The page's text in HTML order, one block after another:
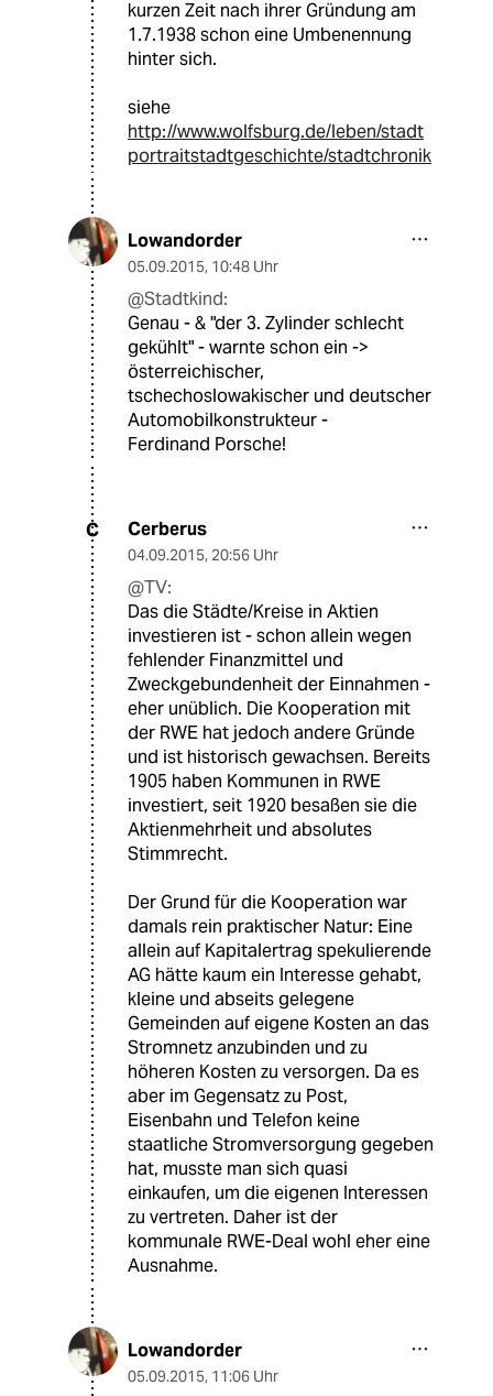
kurzen Zeit nach ihrer Gründung am
1.7.1938 schon eine Umbenennung
hinter sich.
siehe
http://www.wolfsburg.de/leben/stadt
portraitstadtgeschichte/stadtchronik
Lowandorder
05.09.2015, 10:48 Uhr
@Stadtkind:
Genau - & "der 3. Zylinder schlecht
gekühlt" - warnte schon ein ->
österreichischer,
tschechoslowakischer und deutscher
Automobilkonstrukteur -
Ferdinand Porsche!
C Cerberus
04.09.2015, 20:56 Uhr
@TV:
Das die Städte/Kreise in Aktien
investieren ist - schon allein wegen
fehlender Finanzmittel und
Zweckgebundenheit der Einnahmen -
eher unüblich. Die Kooperation mit
der RWE hat jedoch andere Gründe
und ist historisch gewachsen. Bereits
1905 haben Kommunen in RWE
investiert, seit 1920 besaßen sie die
Aktienmehrheit und absolutes
Stimmrecht.
Der Grund für die Kooperation war
damals rein praktischer Natur: Eine
allein auf Kapitalertrag spekulierende
AG hätte kaum ein Interesse gehabt,
kleine und abseits gelegene
Gemeinden auf eigene Kosten an das
Stromnetz anzubinden und zu
höheren Kosten zu versorgen. Da es
aber im Gegensatz zu Post,
Eisenbahn und Telefon keine
staatliche Stromversorgung gegeben
hat, musste man sich quasi
einkaufen, um die eigenen Interessen
zu vertreten. Daher ist der
kommunale RWE-Deal wohl eher eine
Ausnahme.
Lowandorder
05.09.2015, 11:06 Uhr